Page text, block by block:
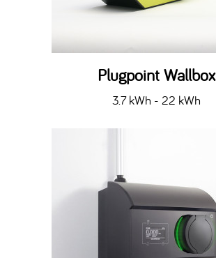
Plugpoint Wallbox
3.7 kWh - 22 kWh